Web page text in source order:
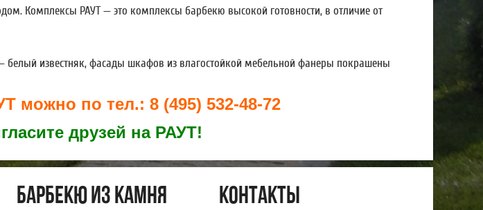
Комплексы РАУТ — это комплексы барбекю высокой готовности, в отличие от
известняк, фасады шкафов из влагостойкой мебельной фанеры покрашены
можно по тел.: 8 (495) 532-48-72
друзей на РАУТ!
Барбекю из камня Контакты